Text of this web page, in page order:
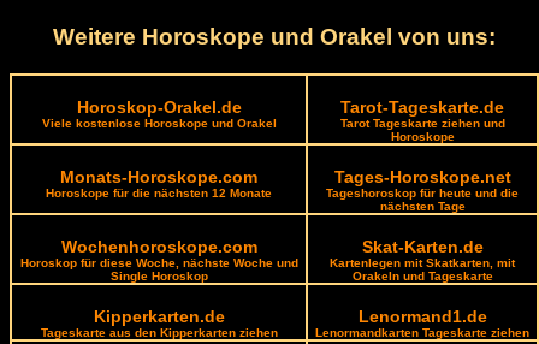
Weitere Horoskope und Orakel von uns:
Horoskop-Orakel.de
Viele kostenlose Horoskope und Orakel
Tarot-Tageskarte.de
Tarot Tageskarte ziehen und
Horoskope
Monats-Horoskope.com
Horoskope für die nächsten 12 Monate
Tages-Horoskope.net
Tageshoroskop für heute und die
nächsten Tage
Wochenhoroskope.com
Horoskop für diese Woche, nächste Woche und
Single Horoskop
Skat-Karten.de
Kartenlegen mit Skatkarten, mit
Orakeln und Tageskarte
Kipperkarten.de
Tageskarte aus den Kipperkarten ziehen
Lenormand1.de
Lenormandkarten Tageskarte ziehen